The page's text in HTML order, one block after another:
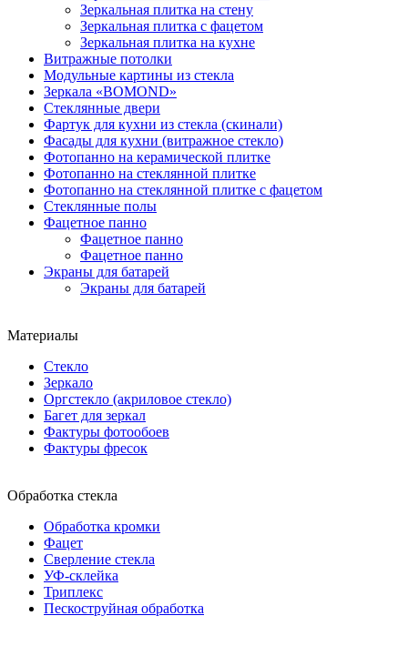
Зеркальная плитка на стену
Зеркальная плитка с фацетом
Зеркальная плитка на кухне
Витражные потолки
Модульные картины из стекла
Зеркала «BOMOND»
Стеклянные двери
Фартук для кухни из стекла (скинали)
Фасады для кухни (витражное стекло)
Фотопанно на керамической плитке
Фотопанно на стеклянной плитке
Фотопанно на стеклянной плитке с фацетом
Стеклянные полы
Фацетное панно
Фацетное панно
Фацетное панно
Экраны для батарей
Экраны для батарей
Материалы
Стекло
Зеркало
Оргстекло (акриловое стекло)
Багет для зеркал
Фактуры фотообоев
Фактуры фресок
Обработка стекла
Обработка кромки
Фацет
Сверление стекла
УФ-склейка
Триплекс
Пескоструйная обработка